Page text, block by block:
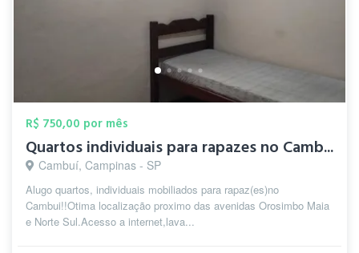
R$ 750,00 por mês
Quartos individuais para rapazes no Camb...
Cambuí, Campinas - SP
Alugo quartos, individuais mobiliados para rapaz(es)no
Cambui!!Otima localização proximo das avenidas Orosimbo Maia
e Norte Sul.Acesso a internet,lava...